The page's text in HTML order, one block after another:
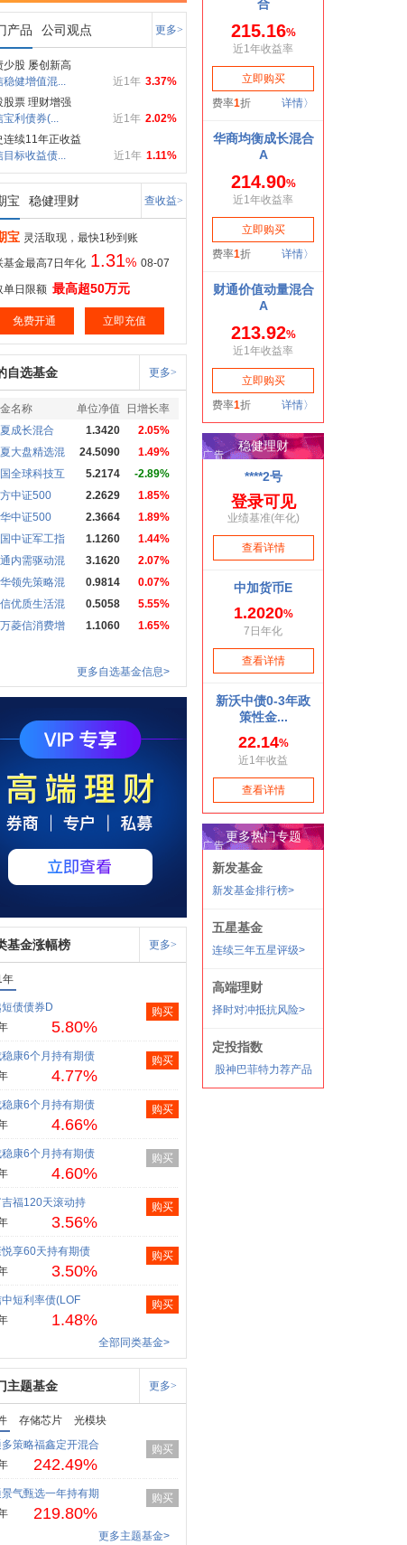
产品 公司观点 更多>
少股 屡创新高
3.37%
近1年
稳健增值混...
股票 理财增强
2.02%
近1年
宝利债券(...
连续11年正收益
1.11%
近1年
目标收益债...
宝 稳健理财 查收益>
宝 灵活取现，最快1秒到账
基金最高7日年化 1.31% 08-07
单日限额 最高超50万元
免费开通 立即充值
自选基金 更多>
名称 单位净值
日增长率
成长混合
1.3420
2.05%
大盘精选混
24.5090
1.49%
全球科技互
5.2174
-2.89%
中证500
2.2629
1.85%
中证500
2.3664
1.89%
中证军工指
1.1260
1.44%
内需驱动混
3.1620
2.07%
领先策略混
0.9814
0.07%
优质生活混
0.5058
5.55%
菱信消费增
1.1060 1.65%
更多自选基金信息>
基金涨幅榜 更多>
年
债债券D
5.80%
购买
稳康6个月持有期债
4.77%
购买
稳康6个月持有期债
4.66%
购买
稳康6个月持有期债
4.60%
购买
福120天滚动持
3.56%
购买
享60天持有期债
3.50%
购买
短利率债(LOF
1.48%
购买
全部同类基金>
主题基金 更多>
存储芯片
光模块
多策略福鑫定开混合
242.49%
购买
景气甄选一年持有期
219.80%
购买
更多主题基金>